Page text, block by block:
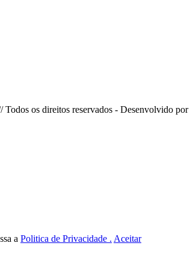
os direitos reservados - Desenvolvido por
a Politica de Privacidade . Aceitar